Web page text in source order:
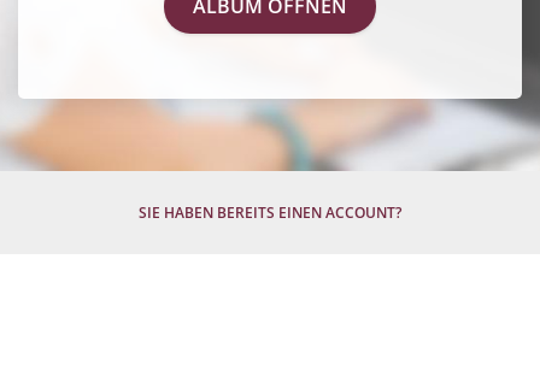
SIE HABEN BEREITS EINEN ACCOUNT?